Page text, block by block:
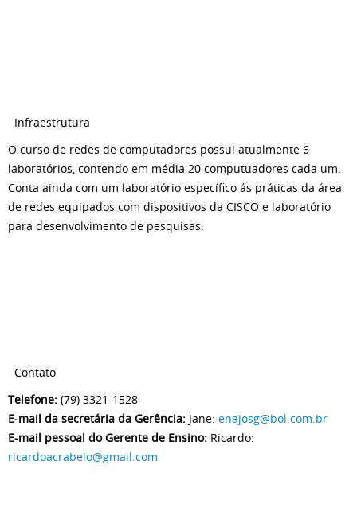
Infraestrutura
O curso de redes de computadores possui atualmente 6
laboratórios, contendo em média 20 computuadores cada um.
Conta ainda com um laboratório específico ás práticas da área
de redes equipados com dispositivos da CISCO e laboratório
para desenvolvimento de pesquisas.
Contato
Telefone: (79) 3321-1528
E-mail da secretária da Gerência: Jane: enajosg@bol.com.br
E-mail pessoal do Gerente de Ensino: Ricardo:
ricardoacrabelo@gmail.com